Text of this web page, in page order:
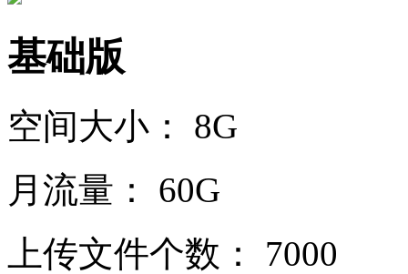
基础版
空间大小：
8G
月流量：
60G
上传文件个数：
7000